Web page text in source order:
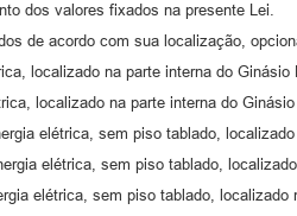
dos valores fixados na presente Lei.
de acordo com sua localização,
localizado na parte interna do Ginásio
localizado na parte interna do
elétrica, sem piso tablado,
elétrica, sem piso tablado,
elétrica, sem piso tablado, localizado